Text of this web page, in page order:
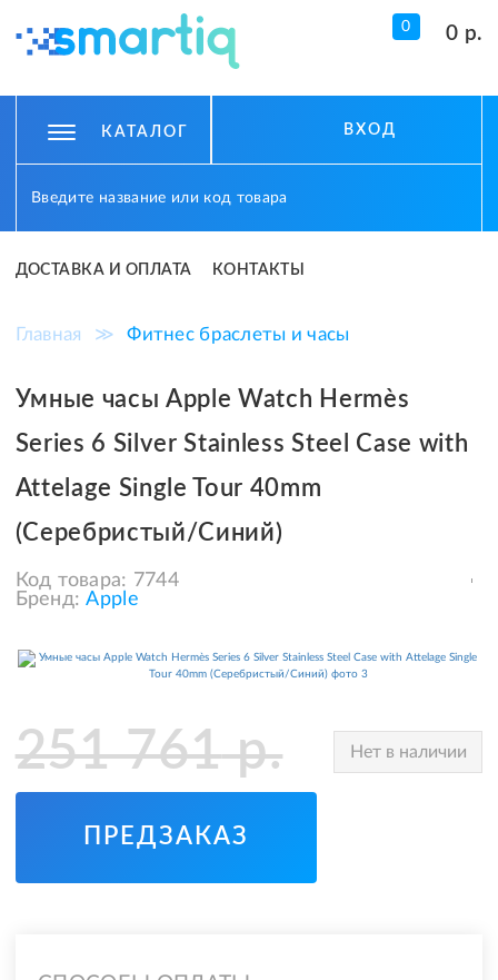
0 0 р.
КАТАЛОГ ВХОД
ДОСТАВКА И ОПЛАТА КОНТАКТЫ
Главная ≫ Фитнес браслеты и часы
Умные часы Apple Watch Hermès
Series 6 Silver Stainless Steel Case with
Attelage Single Tour 40mm
(Серебристый/Синий)
Код товара: 7744
Бренд: Apple
251 761р. Нет в наличии
ПРЕДЗАКАЗ